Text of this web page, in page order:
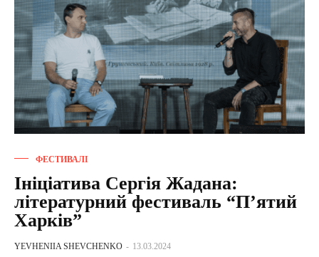
ФЕСТИВАЛІ
Ініціатива Сергія Жадана:
літературний фестиваль “П’ятий
Харків”
YEVHENIIA SHEVCHENKO - 13.03.2024